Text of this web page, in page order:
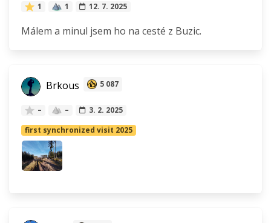
1 1 12. 7. 2025
Málem a minul jsem ho na cesté z Buzic.
Brkous 5 087
– –
3. 2. 2025
first synchronized visit 2025